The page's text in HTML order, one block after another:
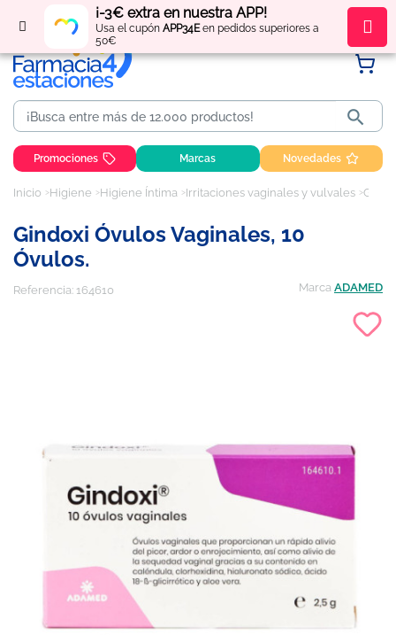
¡-3€ extra en nuestra APP!
Usa el cupón APP34Een pedidos superiores a
50€
Regístratey obténpuntos por tus compras

Promociones Marcas Novedades
Inicio Higiene Higiene Íntima Irritaciones vaginales y vulvales
Gindoxi Óvulos Vaginales, 10
Óvulos.
Referencia: 164610 Marca ADAMED